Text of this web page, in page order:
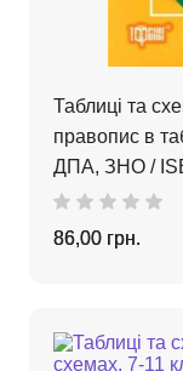
Таблиці та
правопис в
ДПА, ЗНО /
86,00 грн.